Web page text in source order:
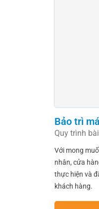
Bảo trì
Quy trình
Với mong
nhân, cửa
thực hiện và
khách hàng.